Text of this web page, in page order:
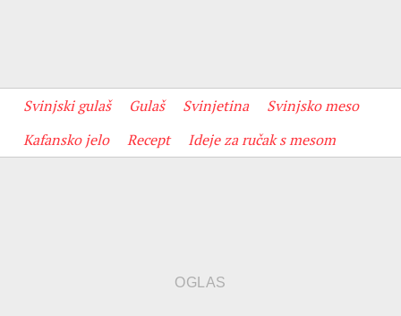
Svinjski gulaš Gulaš Svinjetina
Svinjsko meso
Kafansko jelo
Recept Ideje za ručak s mesom